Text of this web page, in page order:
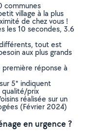
communes
village à la plus
de chez vous !
les 10 secondes, 3.6
tout est
aux plus grands
première réponse à
5* indiquent
qualité/prix
réalisée sur un
(Février 2024)
en urgence ?